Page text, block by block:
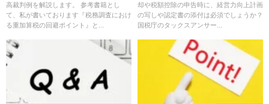
高裁判例を解説します。 参考書籍とし
て、私が書いております『税務調査におけ
る重加算税の回避ポイント』と...
却や税額控除の申告時に、経営力向上計画
の写しや認定書の添付は必須でしょうか？
国税庁のタックスアンサー...